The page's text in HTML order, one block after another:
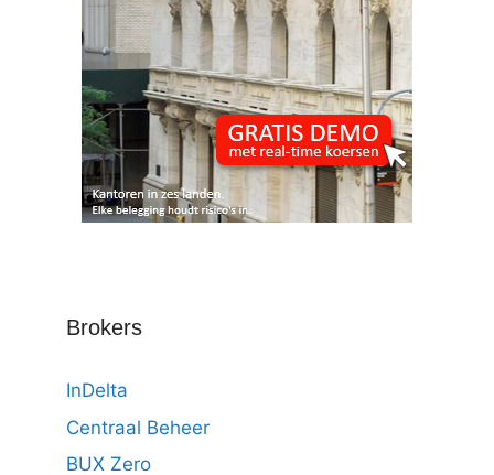
Brokers
InDelta
Centraal Beheer
BUX Zero